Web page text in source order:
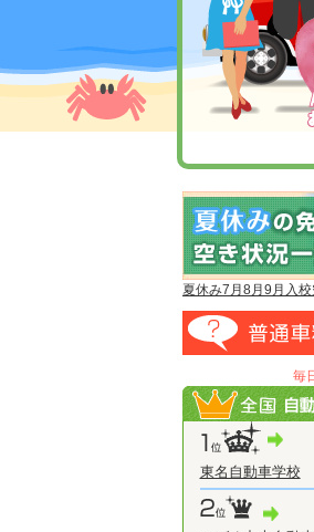
夏休み7月8月9月入
毎
東名自動車学校